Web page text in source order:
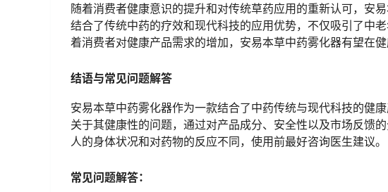
随着消费者健康意识的提升和对传统草药应用的重新认可，安
结合了传统中药的疗效和现代科技的应用优势，不仅吸引了中
着消费者对健康产品需求的增加，安易本草中药雾化器有望在健
结语与常见问题解答
安易本草中药雾化器作为一款结合了中药传统与现代科技的健
关于其健康性的问题，通过对产品成分、安全性以及市场反馈
人的身体状况和对药物的反应不同，使用前最好咨询医生建议。
常见问题解答：